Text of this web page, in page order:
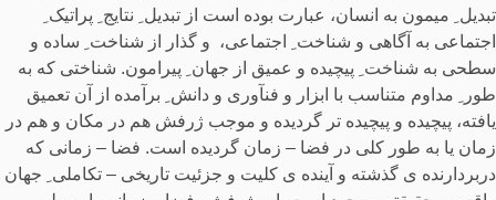
تبدیل ِ میمون به انسان، عبارت بوده است از تبدیل ِ نتایج ِ پراتیک ِ
اجتماعی به آگاهی و شناخت ِ اجتماعی، و گذار از شناخت ِ ساده و
سطحی به شناخت ِ پیچیده و عمیق از جهان ِ پیرامون. شناختی که به
طور ِ مداوم متناسب با ابزار و فنآوری و دانش ِ برآمده از آن تعمیق
یافته، پیچیده و پیچیده تر گردیده و موجب ژرفش هم در مکان و هم در
زمان یا به طور کلی در فضا – زمان گردیده است. فضا – زمانی که
دربردارنده ی گذشته و آینده ی کلیت و جزئیت تاریخی – تکاملی ِ جهان